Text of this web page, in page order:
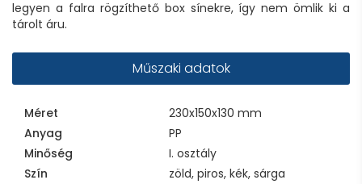
legyen a falra rögzíthető box sínekre, így nem ömlik ki a
tárolt áru.
Műszaki adatok
Méret
230x150x130 mm
Anyag
PP
Minőség
I. osztály
Szín
zöld, piros, kék, sárga